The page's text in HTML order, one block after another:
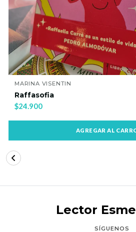
MARINA VISENTIN
Raffasofia
$24.900
AGREGAR AL
Lector
SÍGUENOS